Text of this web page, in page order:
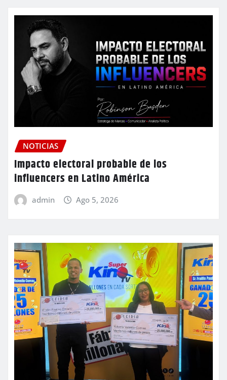
NOTICIAS
Impacto electoral probable de los
influencers en Latino América
admin Ago 5, 2026